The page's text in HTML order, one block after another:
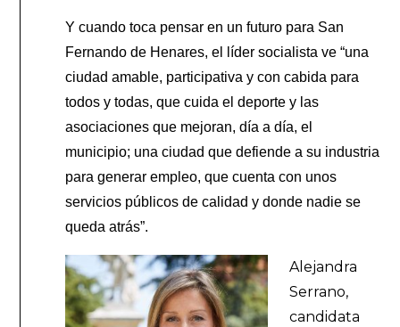
Y cuando toca pensar en un futuro para San
Fernando de Henares, el líder socialista ve “una
ciudad amable, participativa y con cabida para
todos y todas, que cuida el deporte y las
asociaciones que mejoran, día a día, el
municipio; una ciudad que defiende a su industria
para generar empleo, que cuenta con unos
servicios públicos de calidad y donde nadie se
queda atrás”.
Alejandra
Serrano,
candidata